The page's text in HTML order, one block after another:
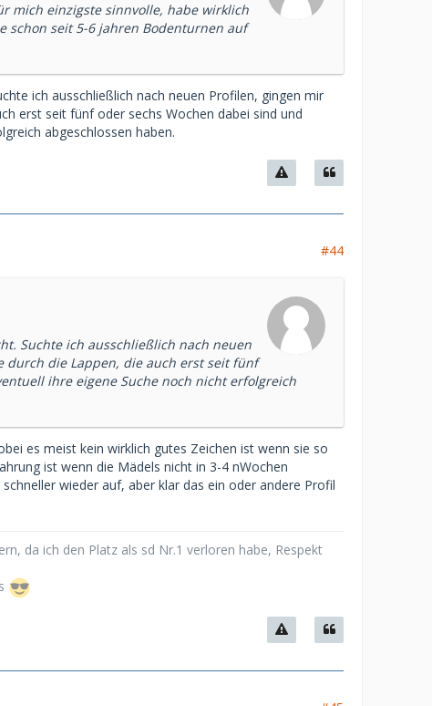
mich einzigste sinnvolle, habe wirklich
schon seit 5-6 jahren Bodenturnen auf
ich ausschließlich nach neuen Profilen, gingen mir
erst seit fünf oder sechs Wochen dabei sind und
abgeschlossen haben.
#44
Suchte ich ausschließlich nach neuen
durch die Lappen, die auch erst seit fünf
ihre eigene Suche noch nicht erfolgreich
es meist kein wirklich gutes Zeichen ist wenn sie so
ist wenn die Mädels nicht in 3-4 nWochen
wieder auf, aber klar das ein oder andere Profil
da ich den Platz als sd Nr.1 verloren habe, Respekt